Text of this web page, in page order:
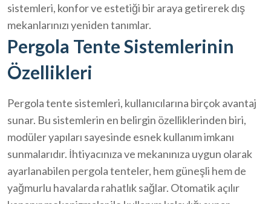
sistemleri, konfor ve estetiği bir araya getirerek dış
mekanlarınızı yeniden tanımlar.
Pergola Tente Sistemlerinin
Özellikleri
Pergola tente sistemleri, kullanıcılarına birçok avantaj
sunar. Bu sistemlerin en belirgin özelliklerinden biri,
modüler yapıları sayesinde esnek kullanım imkanı
sunmalarıdır. İhtiyacınıza ve mekanınıza uygun olarak
ayarlanabilen pergola tenteler, hem güneşli hem de
yağmurlu havalarda rahatlık sağlar. Otomatik açılır